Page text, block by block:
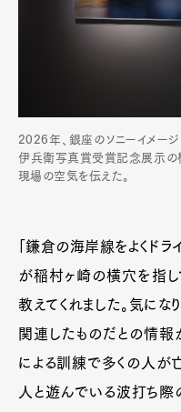
2026年、銀座のソニーイメー
伊兵衛写真賞受賞記念展示の様
現場の空気を伝えた。
「鎌倉の海岸線をよくドラ
が稲村ヶ崎の横穴を指し
教えてくれました。気にな
関連したものだとの情報
による訓練で多くの人が
人と遊んでいる波打ち際